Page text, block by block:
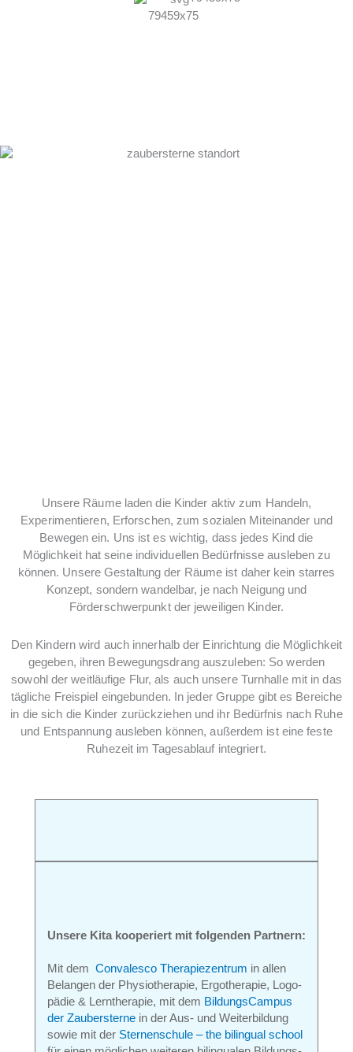
Unsere Räume laden die Kinder aktiv zum Handeln,
Experimentieren, Erforschen, zum sozialen Miteinander und
Bewegen ein. Uns ist es wichtig, dass jedes Kind die
Möglichkeit hat seine individuellen Bedürfnisse ausleben zu
können. Unsere Gestaltung der Räume ist daher kein starres
Konzept, sondern wandelbar, je nach Neigung und
Förderschwerpunkt der jeweiligen Kinder.
Den Kindern wird auch innerhalb der Einrichtung die Möglichkeit
gegeben, ihren Bewegungsdrang auszuleben: So werden
sowohl der weitläufige Flur, als auch unsere Turnhalle mit in das
tägliche Freispiel eingebunden. In jeder Gruppe gibt es Bereiche
in die sich die Kinder zurückziehen und ihr Bedürfnis nach Ruhe
und Entspannung ausleben können, außerdem ist eine feste
Ruhezeit im Tagesablauf integriert.
Unsere Kita kooperiert mit folgenden Partnern:
Mit dem Convalesco Therapiezentrum in allen
Belangen der Physio­therapie, Ergo­therapie, Logo­
pädie & Lern­therapie, mit dem BildungsCampus
der Zauber­sterne in der Aus- und Weiter­bildung
sowie mit der Sternen­schule – the bilingual school